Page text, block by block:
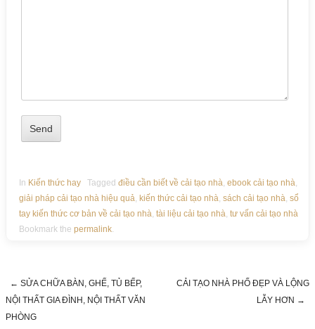
In Kiến thức hay Tagged điều cần biết về cải tạo nhà ebook cải tạo nhà
giải pháp cải tạo nhà hiệu quả kiến thức cải tạo nhà sách cải tạo nhà sổ
tay kiến thức cơ bản về cải tạo nhà tài liệu cải tạo nhà tư vấn cải tạo nhà
Bookmark the permalink
Post navigation
← SỬA CHỮA BÀN, GHẾ, TỦ BẾP,
NỘI THẤT GIA ĐÌNH, NỘI THẤT VĂN
PHÒNG
CẢI TẠO NHÀ PHỐ ĐẸP VÀ LỘNG
LẪY HƠN →